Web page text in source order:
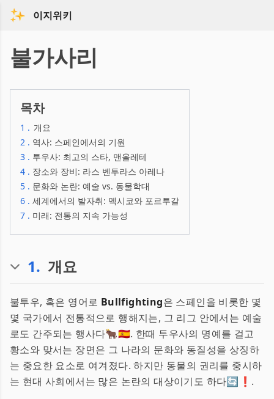
이지위키
불가사리
목차
1 . 개요
2 . 역사: 스페인에서의 기원
3 . 투우사: 최고의 스타, 맨올레테
4 . 장소와 장비: 라스 벤투라스 아레나
5 . 문화와 논란: 예술 vs. 동물학대
6 . 세계에서의 발자취: 멕시코와 포르투갈
7 . 미래: 전통의 지속 가능성
1. 개요
불투우, 혹은 영어로 Bullfighting은 스페인을 비롯한 몇
몇 국가에서 전통적으로 행해지는, 그 리그 안에서는 예술
로도 간주되는 행사다🐂🇪🇸. 한때 투우사의 명예를 걸고
황소와 맞서는 장면은 그 나라의 문화와 동질성을 상징하
는 중요한 요소로 여겨졌다. 하지만 동물의 권리를 중시하
는 현대 사회에서는 많은 논란의 대상이기도 하다🔄❗.